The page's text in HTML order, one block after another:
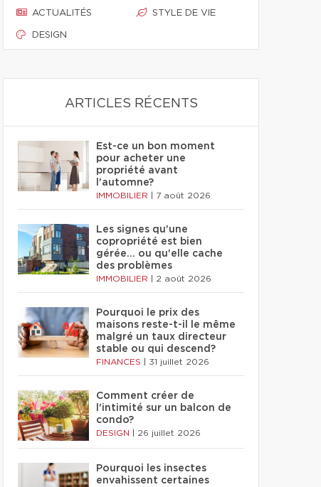
ACTUALITÉS
DESIGN
STYLE DE VIE
ARTICLES RÉCENTS
Est-ce un bon moment
pour acheter une
propriété avant
l'automne?
IMMOBILIER 7 août 2026
Les signes qu'une
copropriété est bien
gérée… ou qu'elle cache
des problèmes
IMMOBILIER 2 août 2026
Pourquoi le prix des
maisons reste-t-il le même
malgré un taux directeur
stable ou qui descend?
FINANCES 31 juillet 2026
Comment créer de
l'intimité sur un balcon de
condo?
DESIGN 26 juillet 2026
Pourquoi les insectes
envahissent certaines